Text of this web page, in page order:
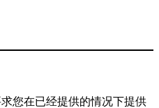
您在已经提供的情况下提供